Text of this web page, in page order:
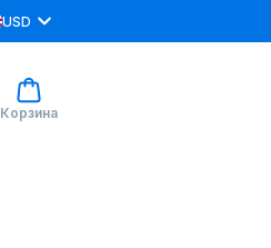
USD
Корзина